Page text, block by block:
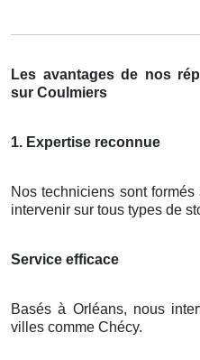
Les avantages de nos
sur Coulmiers
1. Expertise reconnue
Nos techniciens sont
intervenir sur tous types de
Service efficace
Basés à Orléans, nous
villes comme Chécy.